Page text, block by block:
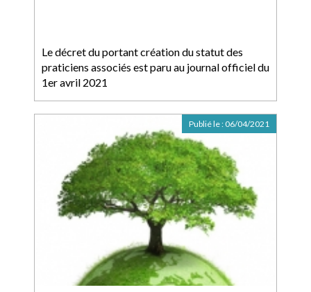
Le décret du portant création du statut des
praticiens associés est paru au journal officiel du
1er avril 2021
Publié le : 06/04/2021